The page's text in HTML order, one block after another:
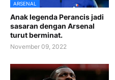
ARSENAL
Anak legenda Perancis jadi
sasaran dengan Arsenal
turut berminat.
November 09, 2022